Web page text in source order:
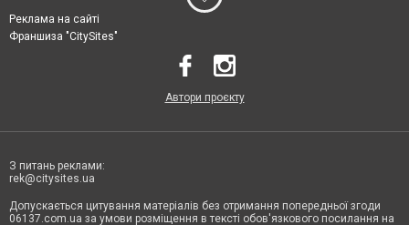
Реклама на сайті
Франшиза "CitySites"
Автори проєкту
З питань реклами:
rek@citysites.ua
Допускається цитування матеріалів без отримання попередньої згоди
06137.com.ua за умови розміщення в тексті обов'язкового посилання на